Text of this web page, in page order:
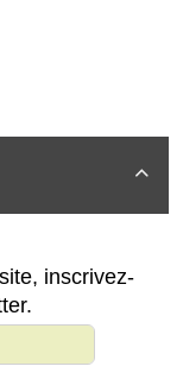

inscrivez-